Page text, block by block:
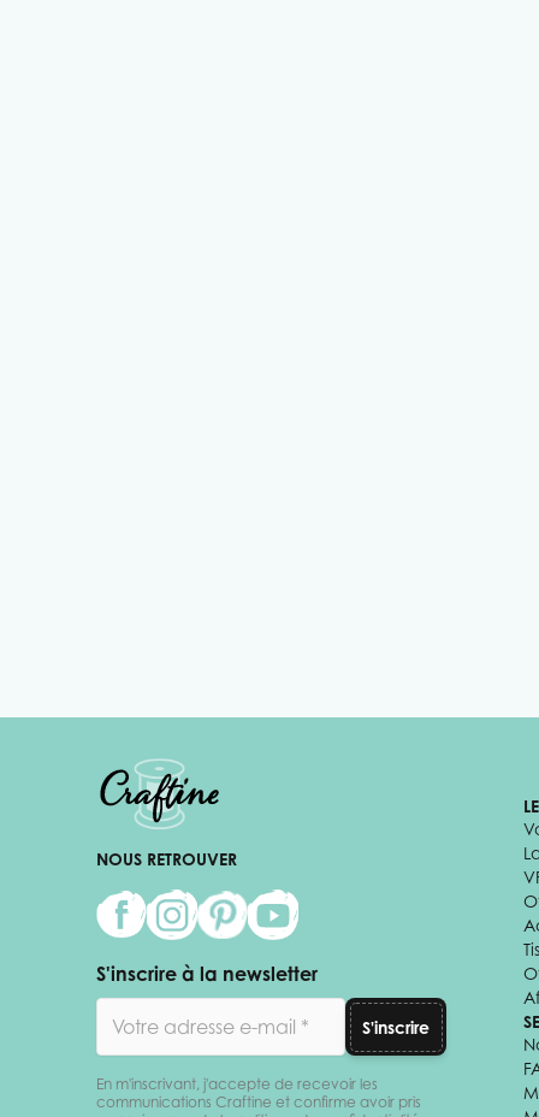
NOUS RETROUVER
S'inscrire à la newsletter
S'inscrire
En m'inscrivant, j'accepte de recevoir les
communications Craftine et confirme avoir pris